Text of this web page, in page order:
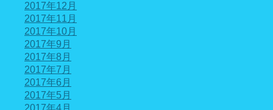
2017年12月
2017年11月
2017年10月
2017年9月
2017年8月
2017年7月
2017年6月
2017年5月
2017年4月